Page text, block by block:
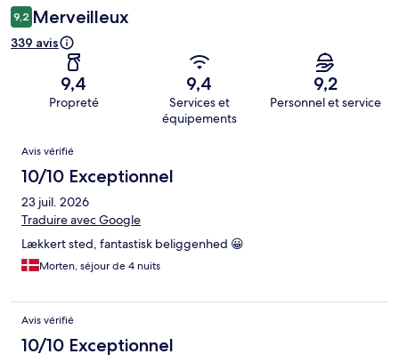
9,2 Merveilleux
339 avis
9,4
Propreté
9,4
Services et
équipements
9,2
Personnel et service
Avis
Avis vérifié
10/10 Exceptionnel
23 juil. 2026
Traduire avec Google
Lækkert sted, fantastisk beliggenhed 😀
Morten, séjour de 4 nuits
Avis vérifié
10/10 Exceptionnel